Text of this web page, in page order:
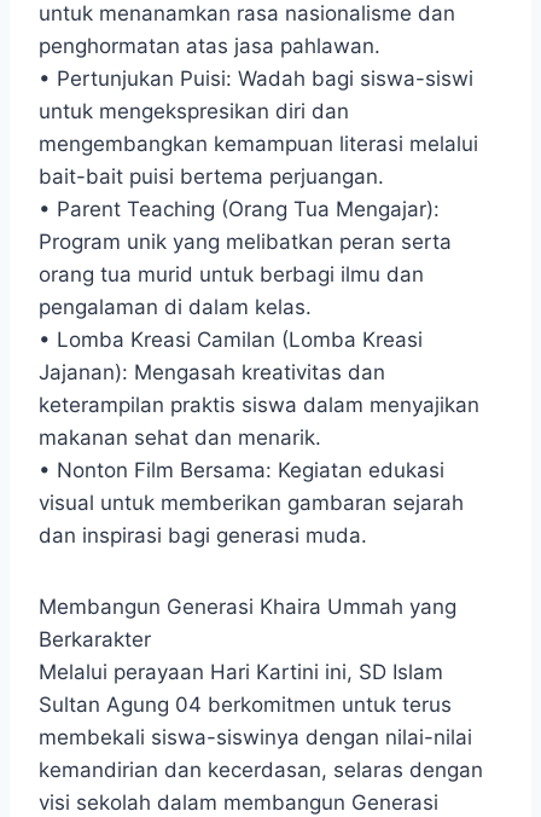
untuk menanamkan rasa nasionalisme dan
penghormatan atas jasa pahlawan.
• Pertunjukan Puisi: Wadah bagi siswa-siswi
untuk mengekspresikan diri dan
mengembangkan kemampuan literasi melalui
bait-bait puisi bertema perjuangan.
• Parent Teaching (Orang Tua Mengajar):
Program unik yang melibatkan peran serta
orang tua murid untuk berbagi ilmu dan
pengalaman di dalam kelas.
• Lomba Kreasi Camilan (Lomba Kreasi
Jajanan): Mengasah kreativitas dan
keterampilan praktis siswa dalam menyajikan
makanan sehat dan menarik.
• Nonton Film Bersama: Kegiatan edukasi
visual untuk memberikan gambaran sejarah
dan inspirasi bagi generasi muda.
Membangun Generasi Khaira Ummah yang
Berkarakter
Melalui perayaan Hari Kartini ini, SD Islam
Sultan Agung 04 berkomitmen untuk terus
membekali siswa-siswinya dengan nilai-nilai
kemandirian dan kecerdasan, selaras dengan
visi sekolah dalam membangun Generasi